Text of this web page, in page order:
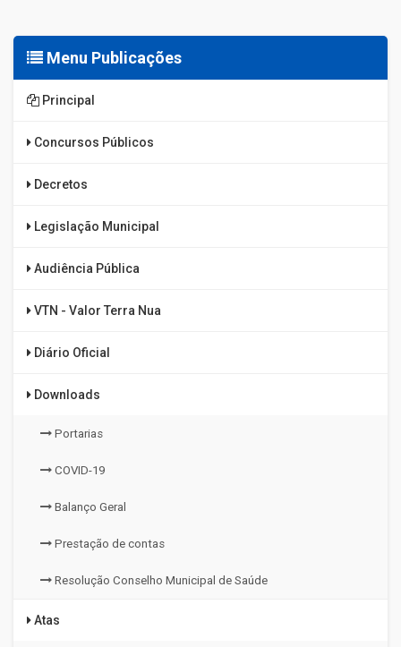
Menu Publicações
Principal
Concursos Públicos
Decretos
Legislação Municipal
Audiência Pública
VTN - Valor Terra Nua
Diário Oficial
Downloads
Portarias
COVID-19
Balanço Geral
Prestação de contas
Resolução Conselho Municipal de Saúde
Atas